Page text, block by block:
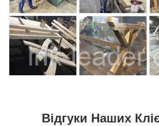
Відгуки Наших